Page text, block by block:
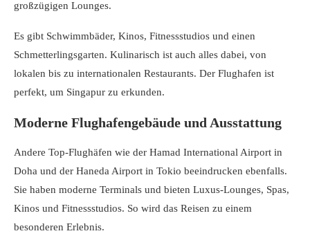
großzügigen Lounges.
Es gibt Schwimmbäder, Kinos, Fitnessstudios und einen
Schmetterlingsgarten. Kulinarisch ist auch alles dabei, von
lokalen bis zu internationalen Restaurants. Der Flughafen ist
perfekt, um Singapur zu erkunden.
Moderne Flughafengebäude und Ausstattung
Andere Top-Flughäfen wie der Hamad International Airport in
Doha und der Haneda Airport in Tokio beeindrucken ebenfalls.
Sie haben moderne Terminals und bieten Luxus-Lounges, Spas,
Kinos und Fitnessstudios. So wird das Reisen zu einem
besonderen Erlebnis.